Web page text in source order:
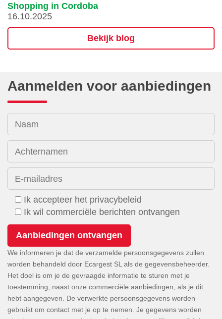
Shopping in Cordoba
16.10.2025
Bekijk blog
Aanmelden voor aanbiedingen
Naam
Achternamen
E-mailadres
Ik accepteer het privacybeleid
Ik wil commerciële berichten ontvangen
We informeren je dat de verzamelde persoonsgegevens zullen
worden behandeld door Ecargest SL als de gegevensbeheerder.
Het doel is om je de gevraagde informatie te sturen met je
toestemming, naast onze commerciële aanbiedingen, als je dit
hebt aangegeven. De verwerkte persoonsgegevens worden
gebruikt om contact met je op te nemen. Je gegevens worden